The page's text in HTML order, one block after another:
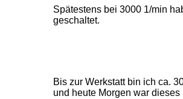
Spätestens bei 3000 1/min
geschaltet.
Bis zur Werkstatt bin ich ca.
und heute Morgen war dieses